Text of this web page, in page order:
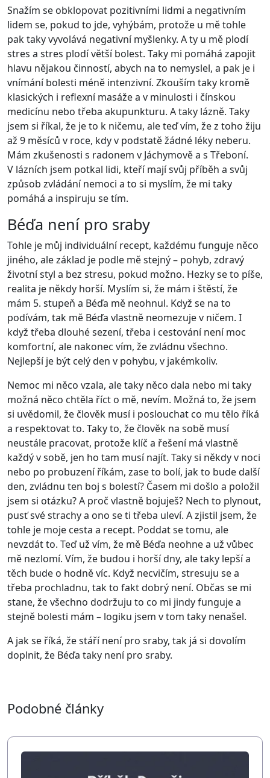
Snažím se obklopovat pozitivními lidmi a negativním
lidem se, pokud to jde, vyhýbám, protože u mě tohle
pak taky vyvolává negativní myšlenky. A ty u mě plodí
stres a stres plodí větší bolest. Taky mi pomáhá zapojit
hlavu nějakou činností, abych na to nemyslel, a pak je i
vnímání bolesti méně intenzivní. Zkouším taky kromě
klasických i reflexní masáže a v minulosti i čínskou
medicínu nebo třeba akupunkturu. A taky lázně. Taky
jsem si říkal, že je to k ničemu, ale teď vím, že z toho žiju
až 9 měsíců v roce, kdy v podstatě žádné léky neberu.
Mám zkušenosti s radonem v Jáchymově a s Třeboní.
V lázních jsem potkal lidi, kteří mají svůj příběh a svůj
způsob zvládání nemoci a to si myslím, že mi taky
pomáhá a inspiruju se tím.
Béďa není pro sraby
Tohle je můj individuální recept, každému funguje něco
jiného, ale základ je podle mě stejný – pohyb, zdravý
životní styl a bez stresu, pokud možno. Hezky se to píše,
realita je někdy horší. Myslím si, že mám i štěstí, že
mám 5. stupeň a Béďa mě neohnul. Když se na to
podívám, tak mě Béďa vlastně neomezuje v ničem. I
když třeba dlouhé sezení, třeba i cestování není moc
komfortní, ale nakonec vím, že zvládnu všechno.
Nejlepší je být celý den v pohybu, v jakémkoliv.
Nemoc mi něco vzala, ale taky něco dala nebo mi taky
možná něco chtěla říct o mě, nevím. Možná to, že jsem
si uvědomil, že člověk musí i poslouchat co mu tělo říká
a respektovat to. Taky to, že člověk na sobě musí
neustále pracovat, protože klíč a řešení má vlastně
každý v sobě, jen ho tam musí najít. Taky si někdy v noci
nebo po probuzení říkám, zase to bolí, jak to bude další
den, zvládnu ten boj s bolestí? Časem mi došlo a položil
jsem si otázku? A proč vlastně bojuješ? Nech to plynout,
pusť své strachy a ono se ti třeba uleví. A zjistil jsem, že
tohle je moje cesta a recept. Poddat se tomu, ale
nevzdát to. Teď už vím, že mě Béďa neohne a už vůbec
mě nezlomí. Vím, že budou i horší dny, ale taky lepší a
těch bude o hodně víc. Když necvičím, stresuju se a
třeba prochladnu, tak to fakt dobrý není. Občas se mi
stane, že všechno dodržuju to co mi jindy funguje a
stejně bolesti mám – logiku jsem v tom taky nenašel.
A jak se říká, že stáří není pro sraby, tak já si dovolím
doplnit, že Béďa taky není pro sraby.
Podobné články